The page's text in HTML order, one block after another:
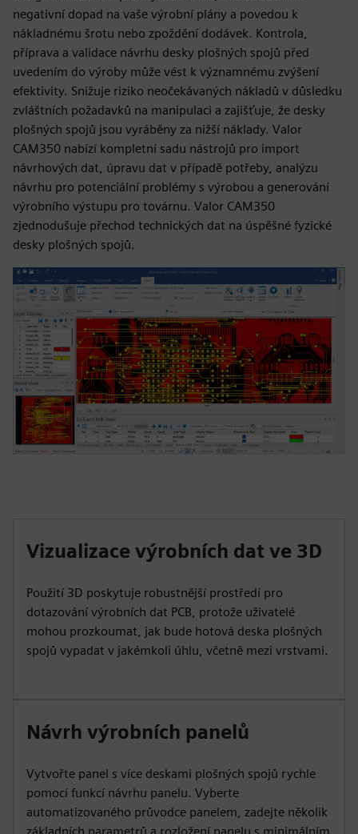
negativní dopad na vaše výrobní plány a povedou k
nákladnému šrotu nebo zpoždění dodávek. Kontrola,
příprava a validace návrhu desky plošných spojů před
uvedením do výroby může vést k významnému zvýšení
efektivity. Snižuje riziko neočekávaných nákladů v důsledku
zvláštních požadavků na manipulaci a zajišťuje, že desky
plošných spojů jsou vyráběny za nižší náklady. Valor
CAM350 nabízí kompletní sadu nástrojů pro import
návrhových dat, úpravu dat v případě potřeby, analýzu
návrhu pro potenciální problémy s výrobou a generování
výrobního výstupu pro továrnu. Valor CAM350
zjednodušuje přechod technických dat na úspěšné fyzické
desky plošných spojů.
Vizualizace výrobních dat ve 3D
Použití 3D poskytuje robustnější prostředí pro
dotazování výrobních dat PCB, protože uživatelé
mohou prozkoumat, jak bude hotová deska plošných
spojů vypadat v jakémkoli úhlu, včetně mezi vrstvami.
Návrh výrobních panelů
Vytvořte panel s více deskami plošných spojů rychle
pomocí funkcí návrhu panelu. Vyberte
automatizovaného průvodce panelem, zadejte několik
základních parametrů a rozložení panelu s minimálním